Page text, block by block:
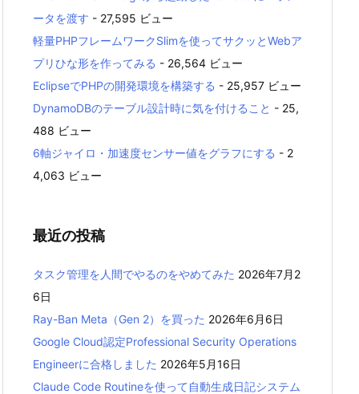
ータを渡す - 27,595 ビュー
軽量PHPフレームワークSlimを使ってサクッとWebア
プリひな形を作ってみる - 26,564 ビュー
EclipseでPHPの開発環境を構築する - 25,957 ビュー
DynamoDBのテーブル設計時に気を付けること - 25,
488 ビュー
6軸ジャイロ・加速度センサー値をグラフにする - 2
4,063 ビュー
最近の投稿
タスク管理を人間でやるのをやめてみた 2026年7月2
6日
Ray-Ban Meta（Gen 2）を買った 2026年6月6日
Google Cloud認定Professional Security Operations
Engineerに合格しました 2026年5月16日
Claude Code Routineを使って自動生成日記システム